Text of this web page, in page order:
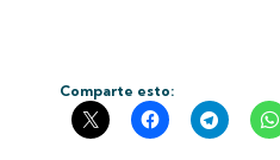
Comparte esto: